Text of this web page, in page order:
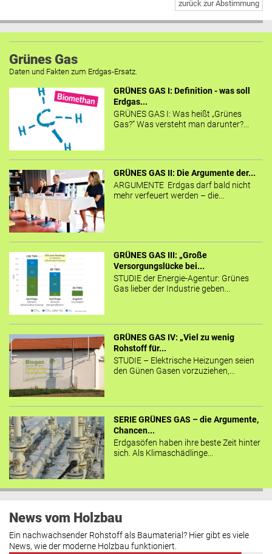
zurück zur Abstimmung
Grünes Gas
Daten und Fakten zum Erdgas-Ersatz.
GRÜNES GAS I: Definition - was soll
Erdgas...
GRÜNES GAS I: Was heißt „Grünes
Gas?“ Was versteht man darunter?...
GRÜNES GAS II: Die Argumente der...
ARGUMENTE Erdgas darf bald nicht
mehr verfeuert werden – die...
GRÜNES GAS III: „Große
Versorgungslücke bei...
STUDIE der Energie-Agentur: Grünes
Gas lieber der Industrie geben...
GRÜNES GAS IV: „Viel zu wenig
Rohstoff für...
STUDIE – Elektrische Heizungen seien
den Günen Gasen vorzuziehen,...
SERIE GRÜNES GAS – die Argumente,
Chancen...
Erdgasöfen haben ihre beste Zeit hinter
sich. Als Klimaschädlinge...
News vom Holzbau
Ein nachwachsender Rohstoff als Baumaterial? Hier gibt es viele
News, wie der moderne Holzbau funktioniert.